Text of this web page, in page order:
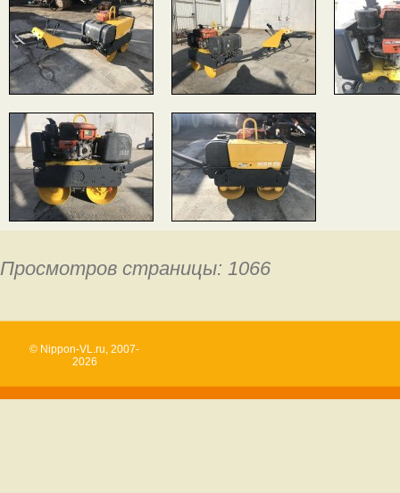
Просмотров страницы: 1066
© Nippon-VL.ru, 2007-
2026